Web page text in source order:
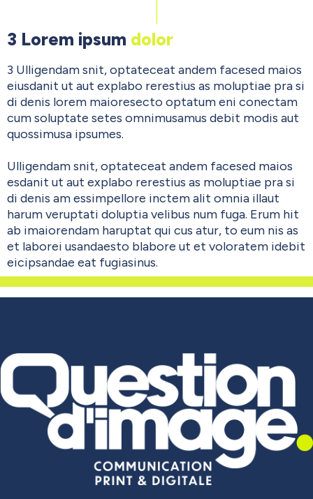
3 Lorem ipsum dolor
3 Ulligendam snit, optateceat andem facesed maios
eiusdanit ut aut explabo rerestius as moluptiae pra si
di denis lorem maioresecto optatum eni conectam
cum soluptate setes omnimusamus debit modis aut
quossimusa ipsumes.
Ulligendam snit, optateceat andem facesed maios
esdanit ut aut explabo rerestius as moluptiae pra si
di denis am essimpellore inctem alit omnia illaut
harum veruptati doluptia velibus num fuga. Erum hit
ab imaiorendam haruptat qui cus atur, to eum nis as
et laborei usandaesto blabore ut et voloratem idebit
eicipsandae eat fugiasinus.